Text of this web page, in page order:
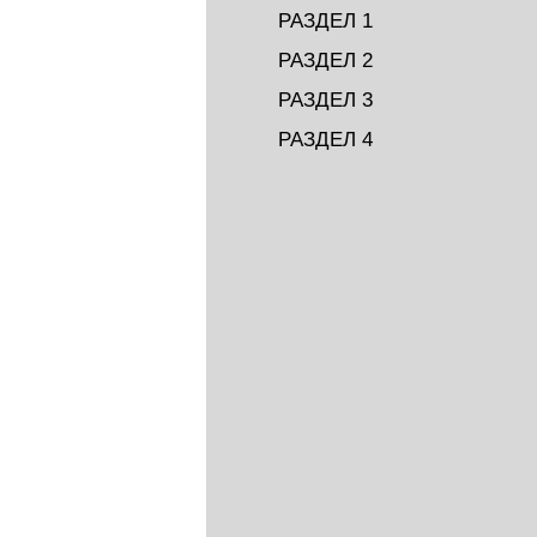
РАЗДЕЛ 1
РАЗДЕЛ 2
РАЗДЕЛ 3
РАЗДЕЛ 4